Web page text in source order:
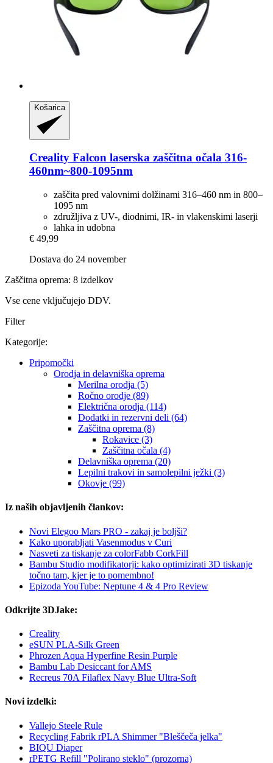
Košarica
Creality Falcon laserska zaščitna očala 316-​
460nm~800-​1095nm
zaščita pred valovnimi dolžinami 316–460 nm in 800–
1095 nm
združljiva z UV-, diodnimi, IR- in vlakenskimi laserji
lahka in udobna
€ 49,99
Dostava do 24 november
Zaščitna oprema: 8 izdelkov
Vse cene vključujejo DDV.
Filter
Kategorije:
Pripomočki
Orodja in delavniška oprema
Merilna orodja (5)
Ročno orodje (89)
Električna orodja (114)
Dodatki in rezervni deli (64)
Zaščitna oprema (8)
Rokavice (3)
Zaščitna očala (4)
Delavniška oprema (20)
Lepilni trakovi in ​​samolepilni ježki (3)
Okovje (99)
Iz naših objavljenih člankov:
Novi Elegoo Mars PRO - zakaj je boljši?
Kako uporabljati Vasenmodus v Curi
Nasveti za tiskanje za colorFabb CorkFill
Bambu Studio modifikatorji: kako optimizirati 3D tiskanje
točno tam, kjer je to pomembno!
Epizoda YouTube: Neptune 4 & 4 Pro Review
Odkrijte 3DJake:
Creality
eSUN PLA-Silk Green
Phrozen Aqua Hyperfine Resin Purple
Bambu Lab Desiccant for AMS
Recreus 70A Filaflex Navy Blue Ultra-Soft
Novi izdelki:
Vallejo Steele Rule
Recycling Fabrik rPLA Shimmer "Bleščeča jelka"
BIQU Diaper
rPETG Refill "Polirano steklo" (prozorna)